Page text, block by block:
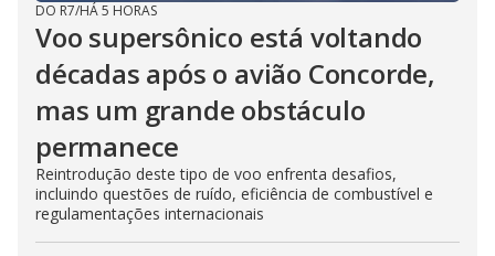
DO R7/HÁ 5 HORAS
Voo supersônico está voltando
décadas após o avião Concorde,
mas um grande obstáculo
permanece
Reintrodução deste tipo de voo enfrenta desafios,
incluindo questões de ruído, eficiência de combustível e
regulamentações internacionais